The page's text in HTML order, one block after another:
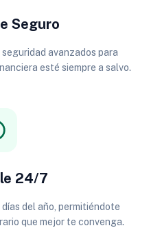
Seguro
avanzados para
esté siempre a salvo.
24/7
del año, permitiéndote
que mejor te convenga.